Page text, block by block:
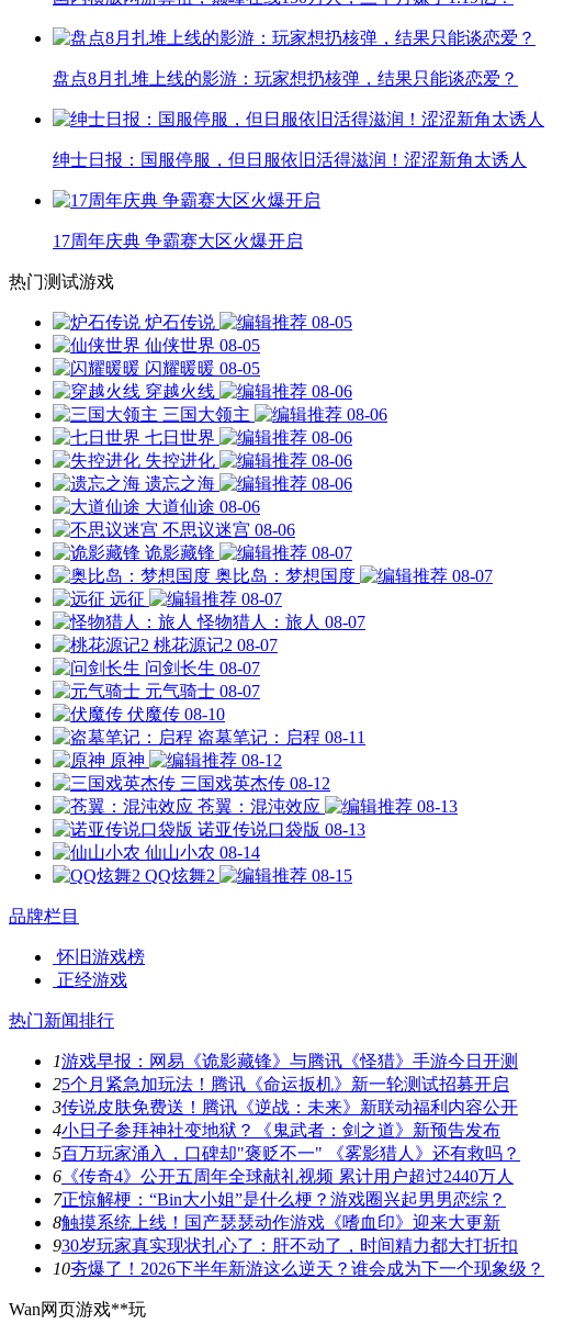
盘点8月扎堆上线的影游：玩家想扔核弹，结果只能谈恋爱？
绅士日报：国服停服，但日服依旧活得滋润！涩涩新角太诱人
17周年庆典 争霸赛大区火爆开启
热门测试游戏
炉石传说
08-05
仙侠世界 08-05
闪耀暖暖 08-05
穿越火线
08-06
三国大领主
08-06
七日世界
08-06
失控进化
08-06
遗忘之海
08-06
大道仙途 08-06
不思议迷宫 08-06
诡影藏锋
08-07
奥比岛：梦想国度
08-07
远征
08-07
怪物猎人：旅人 08-07
桃花源记2 08-07
问剑长生 08-07
元气骑士 08-07
伏魔传 08-10
盗墓笔记：启程 08-11
原神
08-12
三国戏英杰传 08-12
苍翼：混沌效应
08-13
诺亚传说口袋版 08-13
仙山小农 08-14
QQ炫舞2
08-15
品牌栏目
怀旧游戏榜
正经游戏
热门新闻排行
1游戏早报：网易《诡影藏锋》与腾讯《怪猎》手游今日开测
25个月紧急加玩法！腾讯《命运扳机》新一轮测试招募开启
3传说皮肤免费送！腾讯《逆战：未来》新联动福利内容公开
4小日子参拜神社变地狱？《鬼武者：剑之道》新预告发布
5百万玩家涌入，口碑却"褒贬不一" 《雾影猎人》还有救吗？
6 《传奇4》公开五周年全球献礼视频 累计用户超过2440万人
7正惊解梗：“Bin大小姐”是什么梗？游戏圈兴起男男恋综？
8触摸系统上线！国产瑟瑟动作游戏《嗜血印》迎来大更新
930岁玩家真实现状扎心了：肝不动了，时间精力都大打折扣
10夯爆了！2026下半年新游这么逆天？谁会成为下一个现象级？
Wan网页游戏**玩